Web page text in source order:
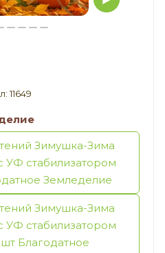
11649
Зимушка-Зима
УФ стабилизатором
Земледелие
Зимушка-Зима
УФ стабилизатором
Благодатное